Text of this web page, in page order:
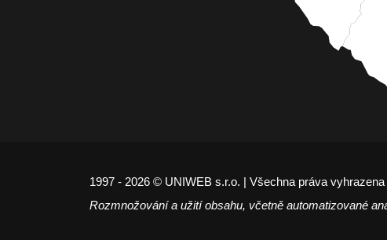
1997 - 2026 © UNIWEB s.r.o. | Všechna práva vyhrazena
Rozmnožování a užití obsahu, včetně automatizované